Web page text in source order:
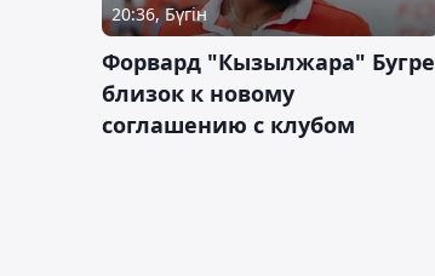
20:36, Бүгін
Форвард "Кызылжара" Бугре
близок к новому
соглашению с клубом